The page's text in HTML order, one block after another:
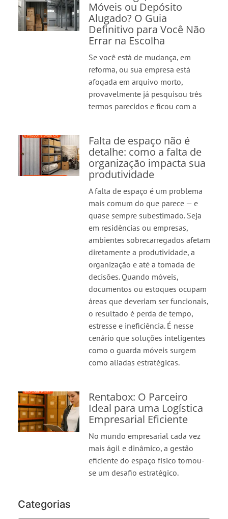
Móveis ou Depósito
Alugado? O Guia
Definitivo para Você Não
Errar na Escolha
Se você está de mudança, em
reforma, ou sua empresa está
afogada em arquivo morto,
provavelmente já pesquisou três
termos parecidos e ficou com a
Falta de espaço não é
detalhe: como a falta de
organização impacta sua
produtividade
A falta de espaço é um problema
mais comum do que parece — e
quase sempre subestimado. Seja
em residências ou empresas,
ambientes sobrecarregados afetam
diretamente a produtividade, a
organização e até a tomada de
decisões. Quando móveis,
documentos ou estoques ocupam
áreas que deveriam ser funcionais,
o resultado é perda de tempo,
estresse e ineficiência. É nesse
cenário que soluções inteligentes
como o guarda móveis surgem
como aliadas estratégicas.
Rentabox: O Parceiro
Ideal para uma Logística
Empresarial Eficiente
No mundo empresarial cada vez
mais ágil e dinâmico, a gestão
eficiente do espaço físico tornou-
se um desafio estratégico.
Categorias